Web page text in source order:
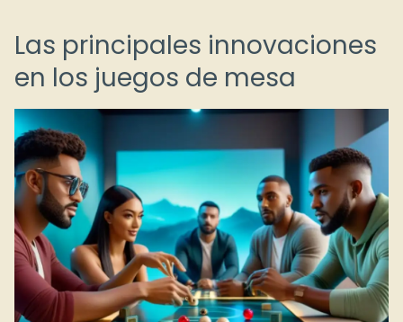
Las principales innovaciones
en los juegos de mesa